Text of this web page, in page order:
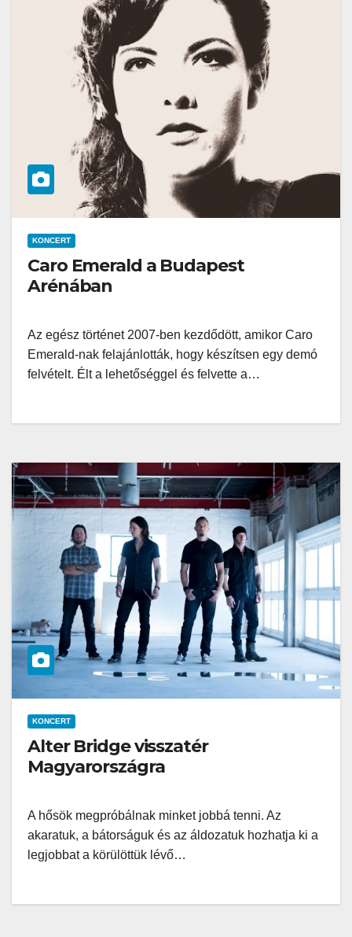
KONCERT
Caro Emerald a Budapest
Arénában
Az egész történet 2007-ben kezdődött, amikor Caro
Emerald-nak felajánlották, hogy készítsen egy demó
felvételt. Élt a lehetőséggel és felvette a…
KONCERT
Alter Bridge visszatér
Magyarországra
A hősök megpróbálnak minket jobbá tenni. Az
akaratuk, a bátorságuk és az áldozatuk hozhatja ki a
legjobbat a körülöttük lévő…